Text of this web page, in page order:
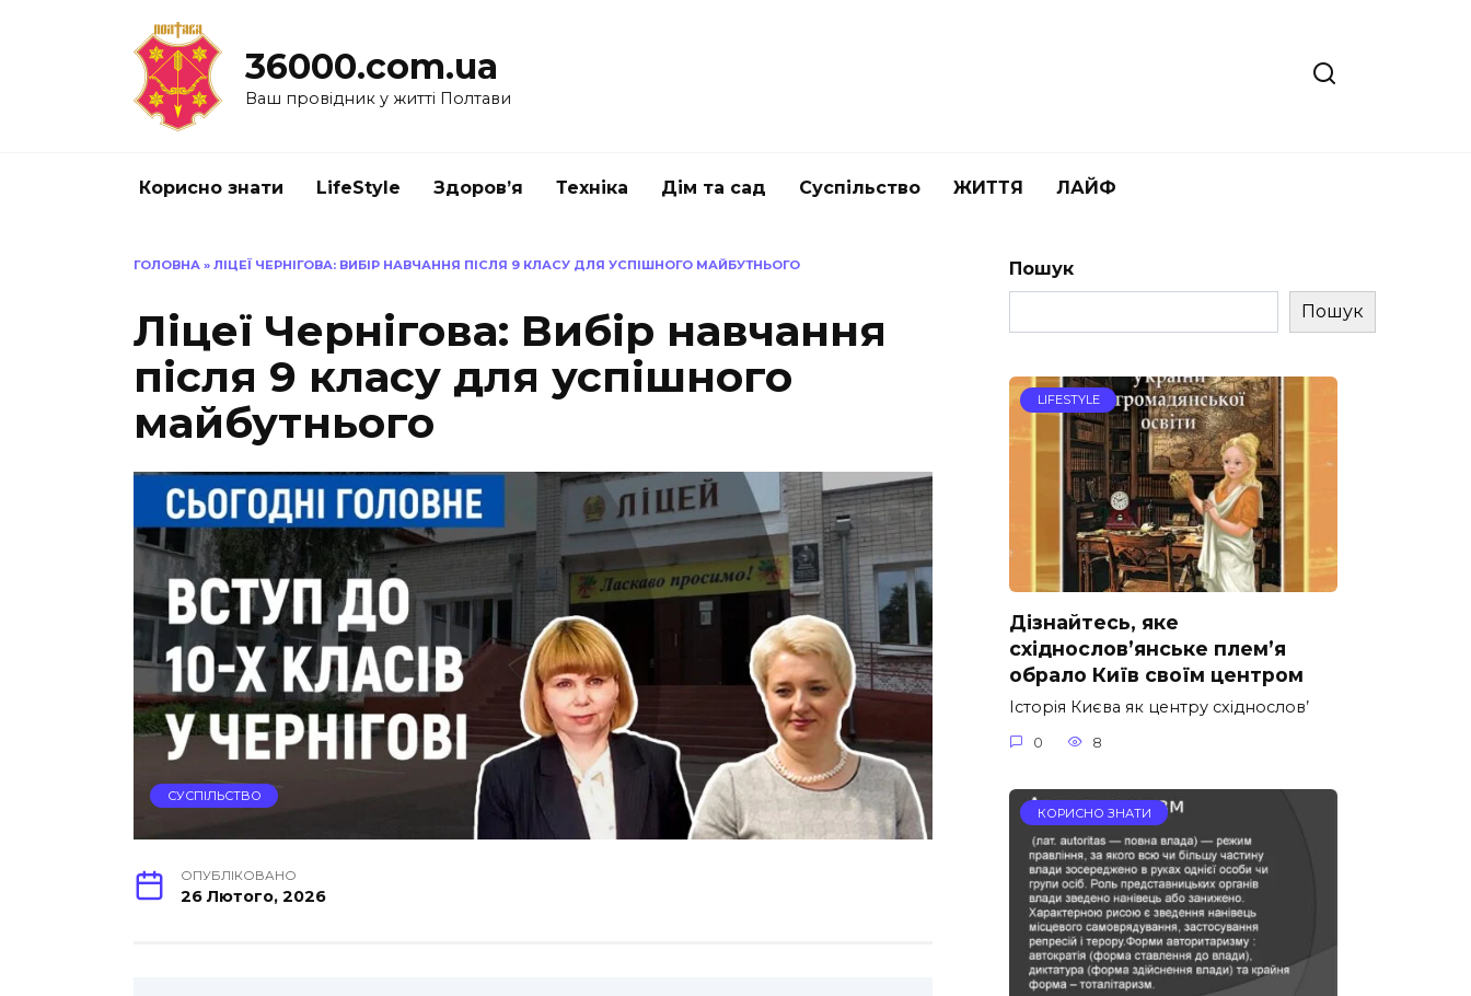
36000.com.ua
Ваш провідник у житті Полтави
Корисно знати LifeStyle Здоров’я Техніка Дім та сад Суспільство ЖИТТЯ ЛАЙФ
ГОЛОВНА » ЛІЦЕЇ ЧЕРНІГОВА: ВИБІР НАВЧАННЯ ПІСЛЯ 9 КЛАСУ ДЛЯ УСПІШНОГО МАЙБУТНЬОГО
Ліцеї Чернігова: Вибір навчання
після 9 класу для успішного
майбутнього
СУСПІЛЬСТВО
ОПУБЛІКОВАНО
26 Лютого, 2026
Пошук
Пошук
LIFESTYLE
Дізнайтесь, яке
східнослов’янське плем’я
обрало Київ своїм центром
Історія Києва як центру східнослов’
0 8
КОРИСНО ЗНАТИ